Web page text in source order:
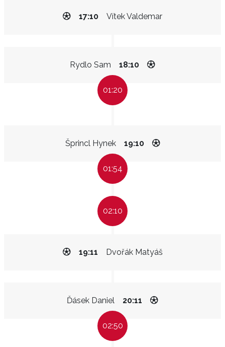
Vítek Valdemar
17:10
Rydlo Sam 18:10
01:20
Šprincl Hynek 19:10
01:54
02:10
Dvořák Matyáš
19:11
Ďásek Daniel 20:11
02:50